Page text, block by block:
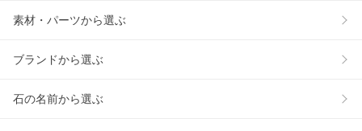
素材・パーツから選ぶ
ブランドから選ぶ
石の名前から選ぶ